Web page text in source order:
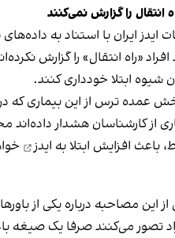
انتقال را گزارش نمی‌کنند
با استناد به داده‌های شش ماهه نخست سال جاری
۲۸ درصد افراد «راه انتقال» را
شیوه ابتلا خودداری کنند.
عمده ترس از این بیماری که
از کارشناسان هشدار داده‌اند
باعث افزایش ابتلا به ایدز
این مصاحبه درباره یکی از
تصور می‌کنند صرفا یک صیغه